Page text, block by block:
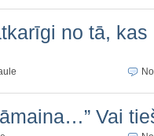
no tā, kas
Vai